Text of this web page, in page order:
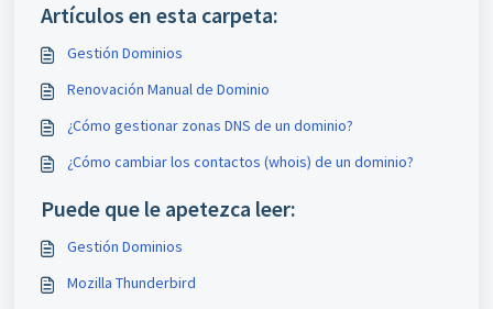
Artículos en esta carpeta:
Gestión Dominios
Renovación Manual de Dominio
¿Cómo gestionar zonas DNS de un dominio?
¿Cómo cambiar los contactos (whois) de un dominio?
Puede que le apetezca leer:
Gestión Dominios
Mozilla Thunderbird